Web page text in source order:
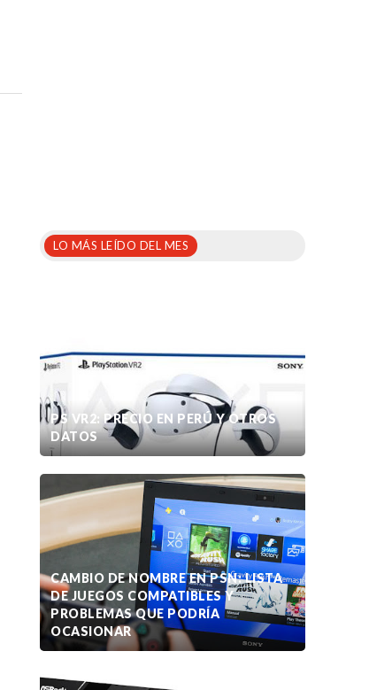
LO MÁS LEÍDO DEL MES
PS VR2: PRECIO EN PERÚ Y OTROS
DATOS
CAMBIO DE NOMBRE EN PSN: LISTA
DE JUEGOS COMPATIBLES Y
PROBLEMAS QUE PODRÍA
OCASIONAR